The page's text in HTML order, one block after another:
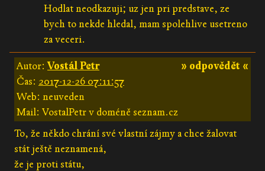
Hodlat neodkazuji; uz jen pri predstave, ze
bych to nekde hledal, mam spolehlive usetreno
za veceri.
» odpovědět «
Autor:Vostál Petr
Čas: 2017-12-26 07:11:57
Web: neuveden
Mail: VostalPetr v doméně seznam.cz
To, že někdo chrání své vlastní zájmy a chce žalovat
stát ještě neznamená,
že je proti státu,